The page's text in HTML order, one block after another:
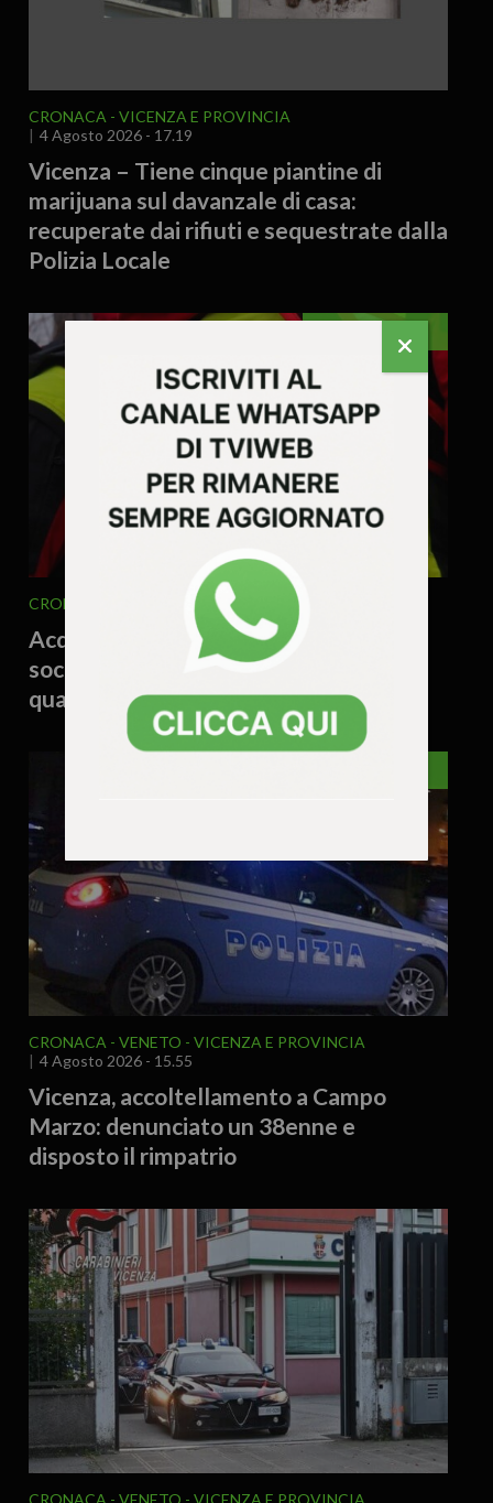
CRONACA
VICENZA E PROVINCIA
4 Agosto 2026 - 17.19
Vicenza – Tiene cinque piantine di
marijuana sul davanzale di casa:
recuperate dai rifiuti e sequestrate dalla
Polizia Locale
CRONACA 4 Agosto 2026 - 16.37
Acqua contaminata, escursionista
soccorso dopo una notte in bivacco:
quattro interventi in montagna
CRONACA VENETO
VICENZA E PROVINCIA
4 Agosto 2026 - 15.55
Vicenza, accoltellamento a Campo
Marzo: denunciato un 38enne e
disposto il rimpatrio
CRONACA VENETO
VICENZA E PROVINCIA